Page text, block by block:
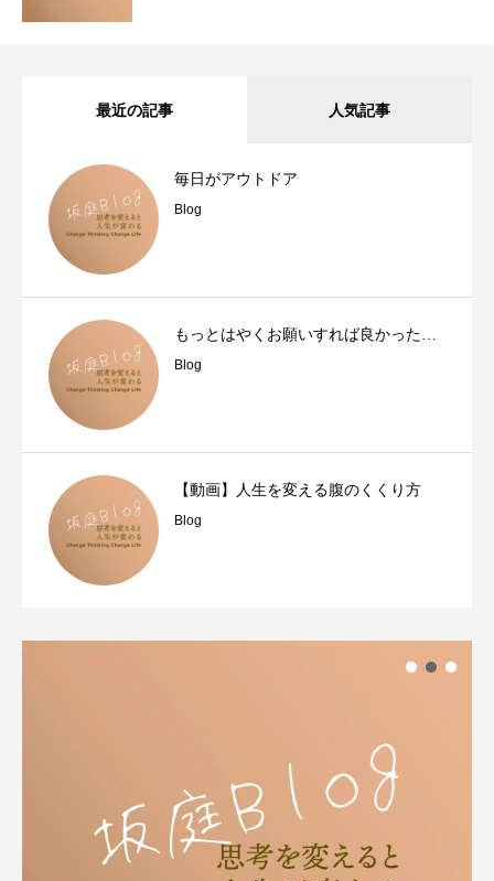
最近の記事 人気記事
毎日がアウトドア
Blog
もっとはやくお願いすれば良かった…
Blog
【動画】人生を変える腹のくくり方
Blog